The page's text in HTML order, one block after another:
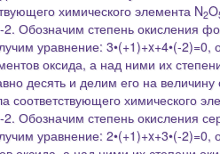
химического элементаN2O
Обозначим степень окисления
уравнение: 3•(+1)+x+4•(-2)=0,
оксида, а над ними их
десять и делим его на величину
химического
Обозначим степень окисления
уравнение: 2•(+1)+x+3•(-2)=0,